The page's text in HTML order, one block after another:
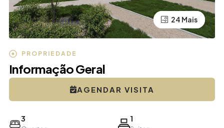
20 Mais
24 Mais
PROPRIEDADE
Informação Geral
AGENDAR VISITA
3 1